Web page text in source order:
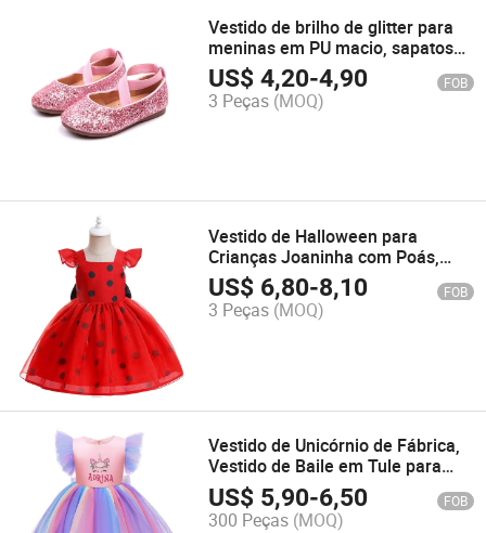
Vestido de brilho de glitter para
meninas em PU macio, sapatos
de dança ballet para crianças
com lantejoulas
US$4,20-4,90 FOB
3 Peças (MOQ)
Vestido de Halloween para
Crianças Joaninha com Poás,
Manga Voando, Vestido de
Princesa Cosplay
US$ 6,80-8,10 FOB
3 Peças (MOQ)
Vestido de Unicórnio de Fábrica,
Vestido de Baile em Tule para
Menina, Fantasias para Festa de
Aniversário
US$ 5,90-6,50 FOB
300 Peças (MOQ)